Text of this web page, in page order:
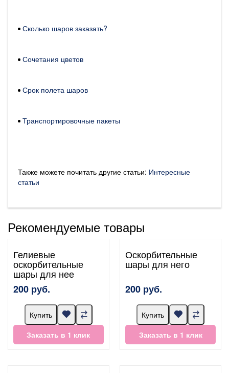
Сколько шаров заказать?
Сочетания цветов
Срок полета шаров
Транспортировочные пакеты
Также можете почитать другие статьи: Интересные
статьи
Рекомендуемые товары
Гелиевые
оскорбительные
шары для нее
200 руб.
Купить
Заказать в 1 клик
Оскорбительные
шары для него
200 руб.
Купить
Заказать в 1 клик